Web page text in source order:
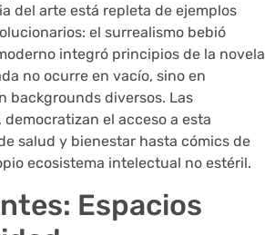
del arte está repleta de ejemplos
el surrealismo bebió
integró principios de la novela
no ocurre en vacío, sino en
backgrounds diversos. Las
el acceso a esta
salud y bienestar hasta cómics de
ecosistema intelectual no estéril.
Espacios